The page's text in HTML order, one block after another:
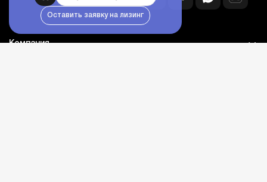
Оставить заявку на лизинг
Компания